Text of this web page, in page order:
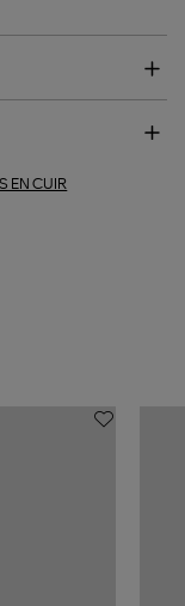
EN CUIR